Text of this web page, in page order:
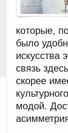
которые,
было
искусства
связь
скорее
модой.